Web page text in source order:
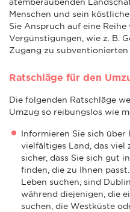
Menschen und sein
Sie Anspruch auf eine
Vergünstigungen, wie z. B.
Zugang zu subventionierten
Ratschläge für den
Die folgenden Ratschläge
Umzug so reibungslos wie
Informieren Sie sich
vielfältiges Land, das viel
sicher, dass Sie sich gut
finden, die zu Ihnen
Leben suchen, sind
während diejenigen, die
suchen, die Westküste